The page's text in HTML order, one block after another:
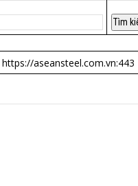
aseansteel.com.vn:443